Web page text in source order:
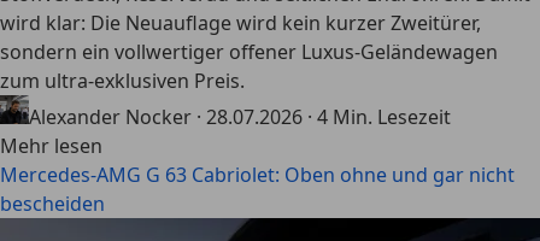
wird klar: Die Neuauflage wird kein kurzer Zweitürer,
sondern ein vollwertiger offener Luxus-Geländewagen
zum ultra-exklusiven Preis.
Alexander Nocker · 28.07.2026 · 4 Min. Lesezeit
Mehr lesen
Mercedes-AMG G 63 Cabriolet: Oben ohne und gar nicht
bescheiden